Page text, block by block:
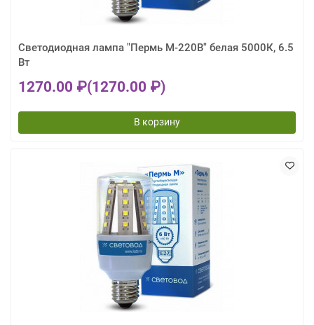
Светодиодная лампа "Пермь М-220В" белая 5000К, 6.5
Вт
1270.00 ₽(1270.00 ₽)
В корзину